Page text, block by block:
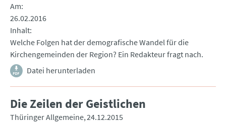
Am
26.02.2016
Inhalt
Welche Folgen hat der demografische Wandel für die
Kirchengemeinden der Region? Ein Redakteur fragt nach.
Datei herunterladen
Die Zeilen der Geistlichen
Thüringer Allgemeine 24.12.2015